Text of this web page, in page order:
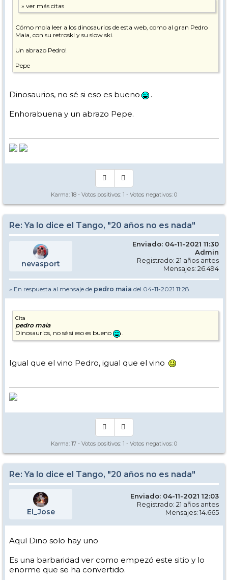
Cómo mola leer a los dinosaurios de esta web, como al gran Pedro
Maia, con su retroski y su slow ski.
Un abrazo Pedro!
Pepe
Dinosaurios, no sé si eso es bueno
.
Enhorabuena y un abrazo Pepe.
Karma: 18 - Votos positivos: 1 - Votos negativos: 0
Re: Ya lo dice el Tango, "20 años no es nada"
nevasport
Enviado: 04-11-2021 11:30
Admin
Registrado: 21 años antes
Mensajes: 26.494
» En respuesta al mensaje de pedro maia del 04-11-2021 11:28
Cita
pedro maia
Dinosaurios, no sé si eso es bueno
.
Igual que el vino Pedro, igual que el vino
Karma: 17 - Votos positivos: 1 - Votos negativos: 0
Re: Ya lo dice el Tango, "20 años no es nada"
El_Jose
Enviado: 04-11-2021 12:03
Registrado: 21 años antes
Mensajes: 14.665
Aquí Dino solo hay uno
Es una barbaridad ver como empezó este sitio y lo
enorme que se ha convertido.